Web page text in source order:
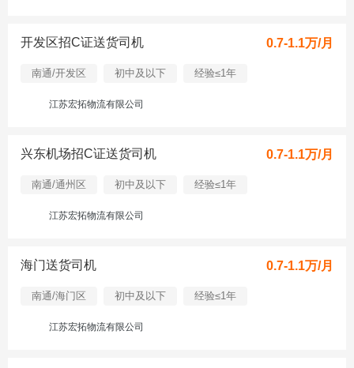
开发区招C证送货司机 0.7-1.1万/月
南通/开发区 初中及以下 经验≤1年
江苏宏拓物流有限公司
兴东机场招C证送货司机 0.7-1.1万/月
南通/通州区 初中及以下 经验≤1年
江苏宏拓物流有限公司
海门送货司机 0.7-1.1万/月
南通/海门区 初中及以下 经验≤1年
江苏宏拓物流有限公司